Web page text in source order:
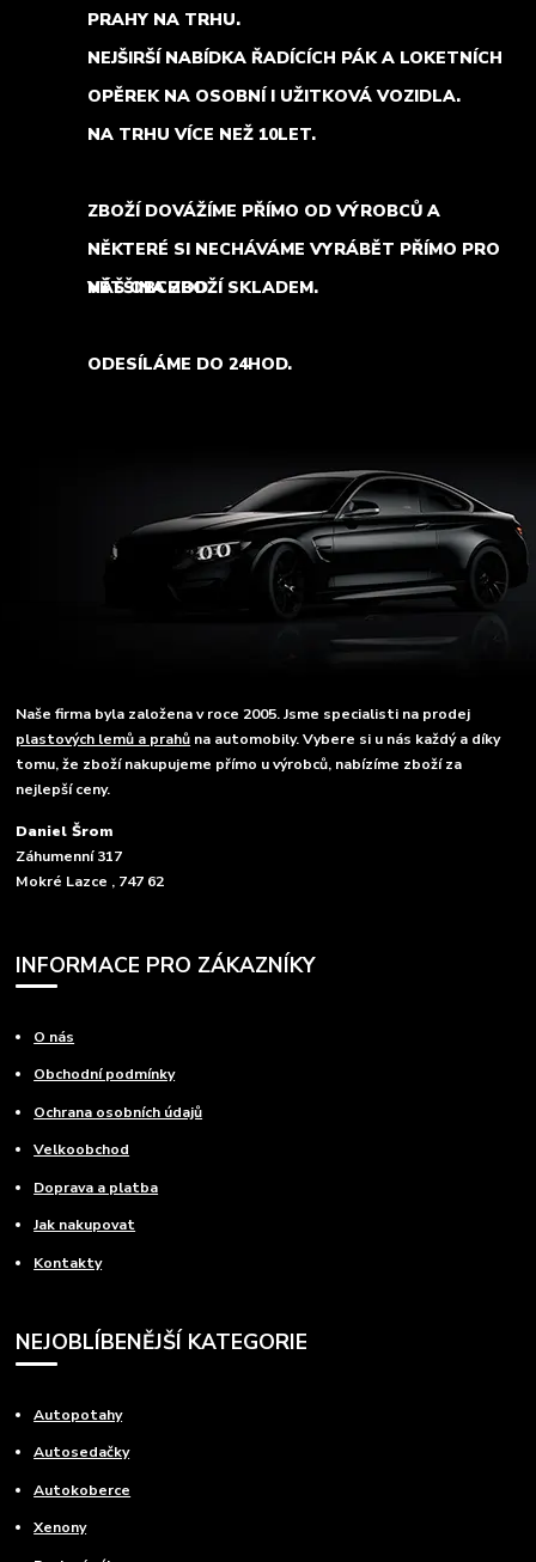
PRAHY NA TRHU.
NEJŠIRŠÍ NABÍDKA ŘADÍCÍCH PÁK A LOKETNÍCH
OPĚREK NA OSOBNÍ I UŽITKOVÁ VOZIDLA.
NA TRHU VÍCE NEŽ 10LET.
ZBOŽÍ DOVÁŽÍME PŘÍMO OD VÝROBCŮ A
NĚKTERÉ SI NECHÁVÁME VYRÁBĚT PŘÍMO PRO
NÁŠ OBCHOD.
VĚTŠINA ZBOŽÍ SKLADEM.
ODESÍLÁME DO 24HOD.
Naše firma byla založena v roce 2005. Jsme specialisti na prodej
plastových lemů a prahů na automobily. Vybere si u nás každý a díky
tomu, že zboží nakupujeme přímo u výrobců, nabízíme zboží za
nejlepší ceny.
Daniel Šrom
Záhumenní 317
Mokré Lazce , 747 62
INFORMACE PRO ZÁKAZNÍKY
O nás
Obchodní podmínky
Ochrana osobních údajů
Velkoobchod
Doprava a platba
Jak nakupovat
Kontakty
NEJOBLÍBENĚJŠÍ KATEGORIE
Autopotahy
Autosedačky
Autokoberce
Xenony